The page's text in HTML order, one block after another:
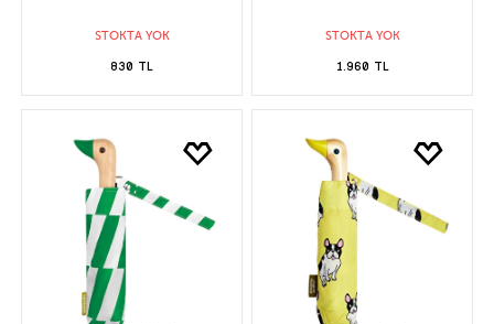
STOKTA YOK
830 TL
STOKTA YOK
1.960 TL